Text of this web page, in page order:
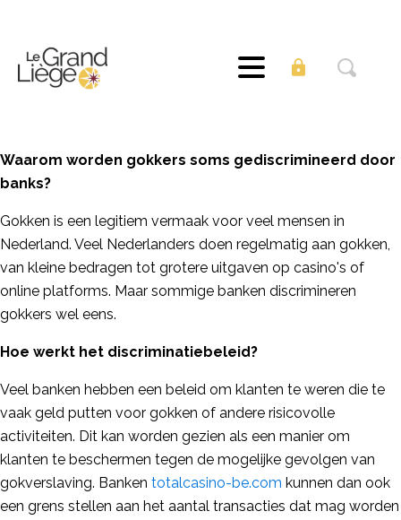
Waarom worden gokkers soms gediscrimineerd door
banks?
Gokken is een legitiem vermaak voor veel mensen in
Nederland. Veel Nederlanders doen regelmatig aan gokken,
van kleine bedragen tot grotere uitgaven op casino's of
online platforms. Maar sommige banken discrimineren
gokkers wel eens.
Hoe werkt het discriminatiebeleid?
Veel banken hebben een beleid om klanten te weren die te
vaak geld putten voor gokken of andere risicovolle
activiteiten. Dit kan worden gezien als een manier om
klanten te beschermen tegen de mogelijke gevolgen van
gokverslaving. Banken totalcasino-be.com kunnen dan ook
een grens stellen aan het aantal transacties dat mag worden